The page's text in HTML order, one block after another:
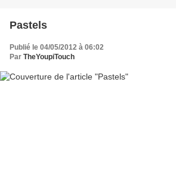
Pastels
Publié le 04/05/2012 à 06:02
Par TheYoupiTouch